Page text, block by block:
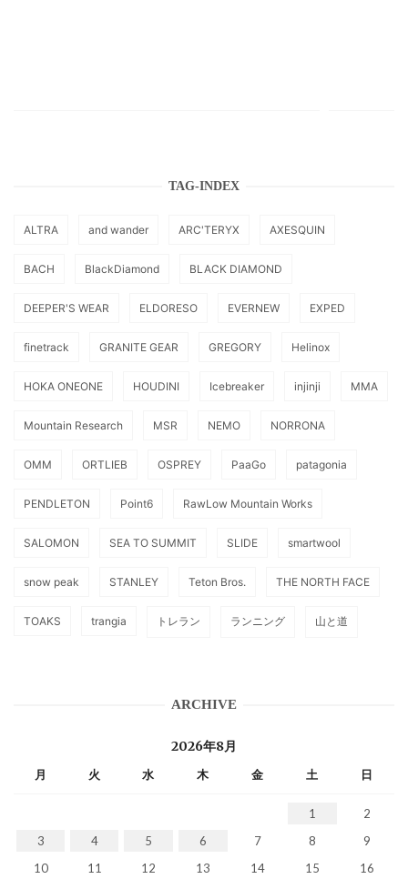
TAG-INDEX
ALTRA and wander ARC'TERYX AXESQUIN
BACH BlackDiamond BLACK DIAMOND
DEEPER'S WEAR ELDORESO EVERNEW EXPED
finetrack GRANITE GEAR GREGORY Helinox
HOKA ONEONE HOUDINI Icebreaker injinji MMA
Mountain Research MSR NEMO NORRONA
OMM ORTLIEB OSPREY PaaGo patagonia
PENDLETON Point6 RawLow Mountain Works
SALOMON SEA TO SUMMIT SLIDE smartwool
snow peak STANLEY Teton Bros. THE NORTH FACE
TOAKS trangia トレラン ランニング 山と道
ARCHIVE
2026年8月
月 火 水 木 金 土 日
1
2
3
4 5 6 7 8
9
10
11 12 13 14 15 16